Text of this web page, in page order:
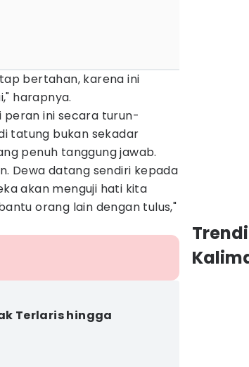
bertahan, karena ini
harapnya.
peran ini secara turun-
tatung bukan sekadar
penuh tanggung jawab.
Dewa datang sendiri kepada
akan menguji hati kita
orang lain dengan tulus,"
Terlaris hingga